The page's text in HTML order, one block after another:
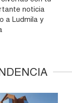
noticia
a Ludmila y